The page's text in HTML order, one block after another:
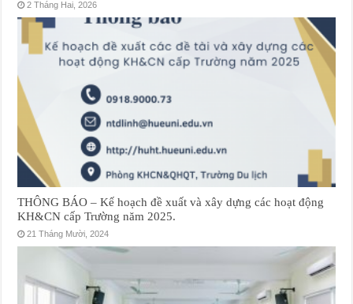
2 Tháng Hai, 2026
THÔNG BÁO – Kế hoạch đề xuất và xây dựng các hoạt động
KH&CN cấp Trường năm 2025.
21 Tháng Mười, 2024